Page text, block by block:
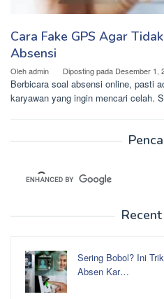
Cara Fake GPS Agar
Absensi
Olehadmin Diposting pada Desember 1,
Berbicara soal absensi online, pasti
karyawan yang ingin mencari celah.
Sering Bobol? Ini
Absen Kar…